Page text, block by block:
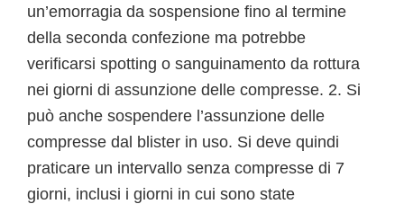
un’emorragia da sospensione fino al termine
della seconda confezione ma potrebbe
verificarsi spotting o sanguinamento da rottura
nei giorni di assunzione delle compresse. 2. Si
può anche sospendere l’assunzione delle
compresse dal blister in uso. Si deve quindi
praticare un intervallo senza compresse di 7
giorni, inclusi i giorni in cui sono state